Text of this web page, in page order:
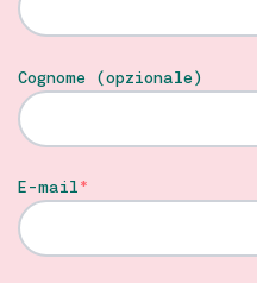
Cognome (opzionale)
E-mail